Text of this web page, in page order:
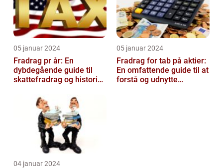
05 januar 2024
Fradrag pr år: En
dybdegående guide til
skattefradrag og historisk
05 januar 2024
Fradrag for tab på aktier:
En omfattende guide til at
forstå og udnytte
04 januar 2024